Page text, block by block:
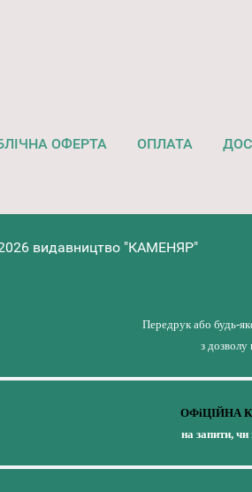
ОФЕРТА ОПЛАТА
видавництво "КАМЕНЯР"
Передрук або будь-
з
ОФіЦІЙНА
на запити,